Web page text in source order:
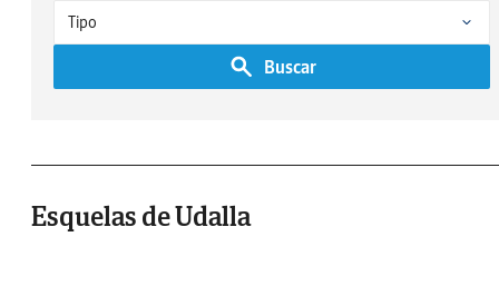
Buscar
Esquelas de Udalla